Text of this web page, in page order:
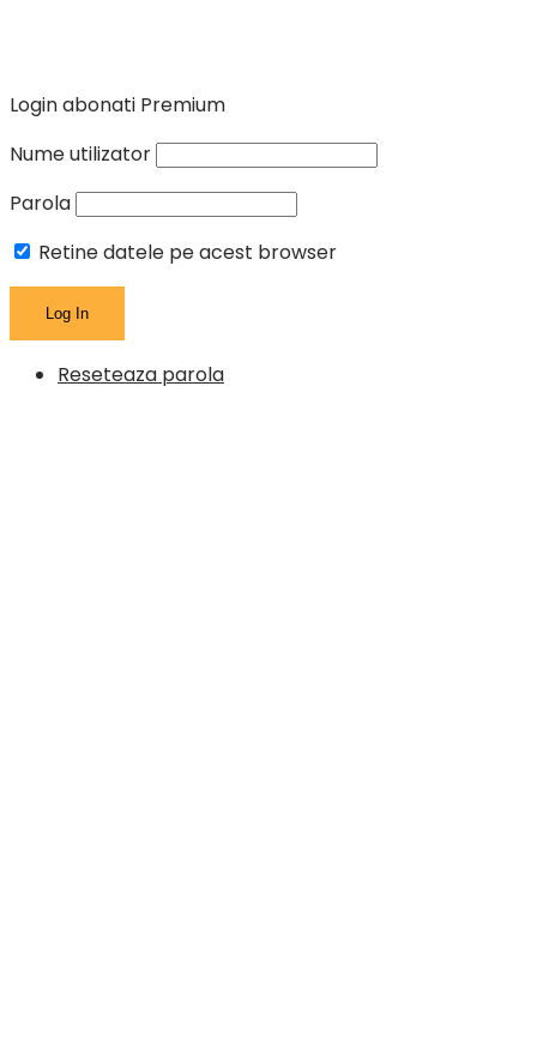
Login abonati Premium
Nume utilizator
Parola
Retine datele pe acest browser
Reseteaza parola